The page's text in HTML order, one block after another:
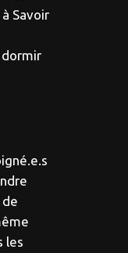
Savoir
dormir
les